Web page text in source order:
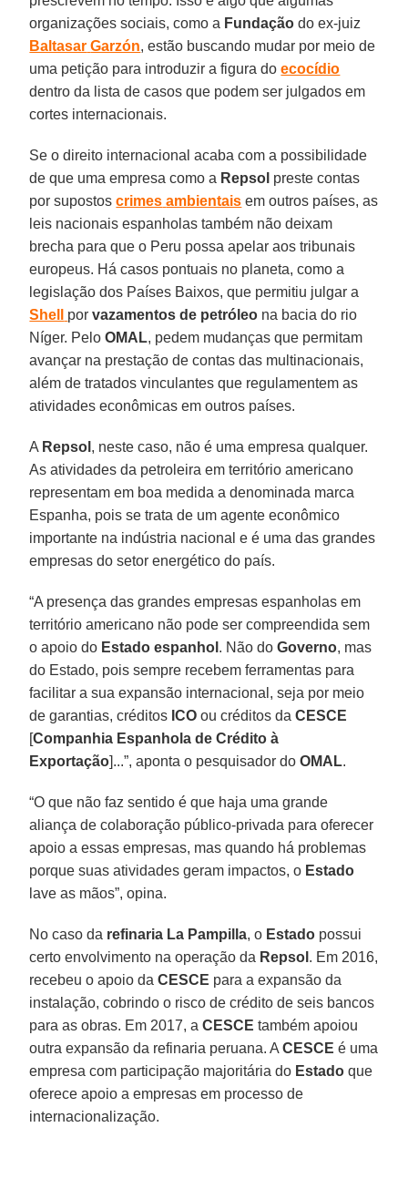
organizações sociais, como a Fundação do ex-juiz
Baltasar Garzón, estão buscando mudar por meio de
uma petição para introduzir a figura doecocídio
dentro da lista de casos que podem ser julgados em
cortes internacionais.
Se o direito internacional acaba com a possibilidade
de que uma empresa como a Repsol preste contas
por supostoscrimes ambientais em outros países, as
leis nacionais espanholas também não deixam
brecha para que o Peru possa apelar aos tribunais
europeus. Há casos pontuais no planeta, como a
legislação dos Países Baixos, que permitiu julgar a
Shell
porvazamentos de petróleo na bacia do rio
Níger. PeloOMAL, pedem mudanças que permitam
avançar na prestação de contas das multinacionais,
além de tratados vinculantes que regulamentem as
atividades econômicas em outros países.
A Repsol , neste caso, não é uma empresa qualquer.
As atividades da petroleira em território americano
representam em boa medida a denominada marca
Espanha, pois se trata de um agente econômico
importante na indústria nacional e é uma das grandes
empresas do setor energético do país.
“A presença das grandes empresas espanholas em
território americano não pode ser compreendida sem
o apoio do Estado espanhol . Não doGoverno, mas
do Estado, pois sempre recebem ferramentas para
facilitar a sua expansão internacional, seja por meio
de garantias, créditos ICO ou créditos daCESCE
[Companhia Espanhola de Crédito à
Exportação]...”, aponta o pesquisador doOMAL.
“O que não faz sentido é que haja uma grande
aliança de colaboração público-privada para oferecer
apoio a essas empresas, mas quando há problemas
porque suas atividades geram impactos, o Estado
lave as mãos”, opina.
No caso da refinaria La Pampilla, o Estado possui
certo envolvimento na operação da Repsol . Em 2016,
recebeu o apoio daCESCE para a expansão da
instalação, cobrindo o risco de crédito de seis bancos
para as obras. Em 2017, aCESCE também apoiou
outra expansão da refinaria peruana. ACESCE é uma
empresa com participação majoritária do Estado que
oferece apoio a empresas em processo de
internacionalização.